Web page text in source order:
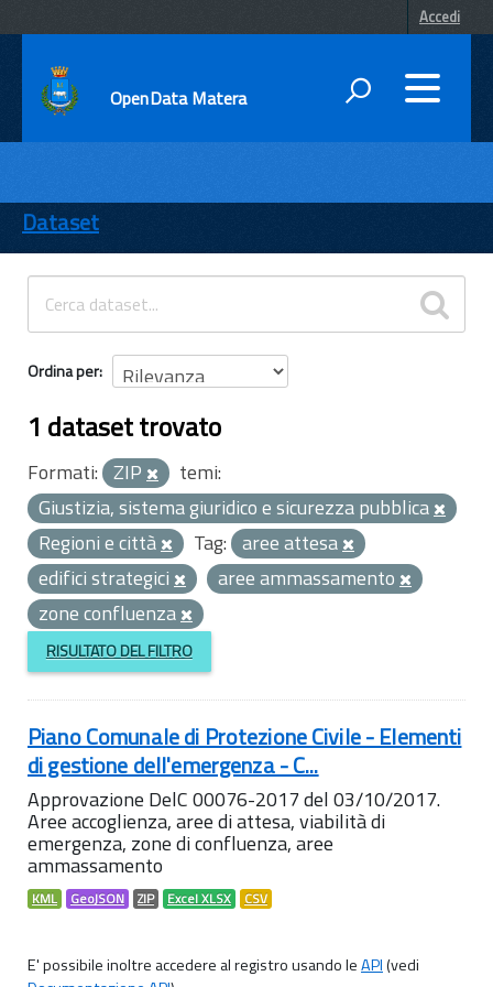
Accedi
OpenData Matera
ENTI
TEMI
INFORMAZIONI
Dataset
Ordina per
1 dataset trovato
Formati: ZIP
temi:
Giustizia, sistema giuridico e sicurezza pubblica
Regioni e città
Tag: aree attesa
edifici strategici
aree ammassamento
zone confluenza
RISULTATO DEL FILTRO
Piano Comunale di Protezione Civile - Elementi
di gestione dell'emergenza - C...
Approvazione DelC 00076-2017 del 03/10/2017.
Aree accoglienza, aree di attesa, viabilità di
emergenza, zone di confluenza, aree
ammassamento
KML GeoJSON ZIP Excel XLSX CSV
E' possibile inoltre accedere al registro usando leAPI(vedi